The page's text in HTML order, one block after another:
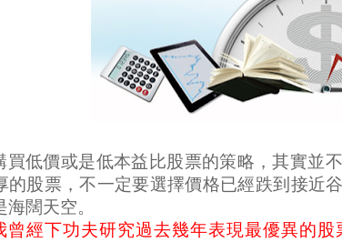
買低價或是低本益比股票的策略，其實並
的股票，不一定要選擇價格已經跌到接近
海闊天空。
曾經下功夫研究過去幾年表現最優異的